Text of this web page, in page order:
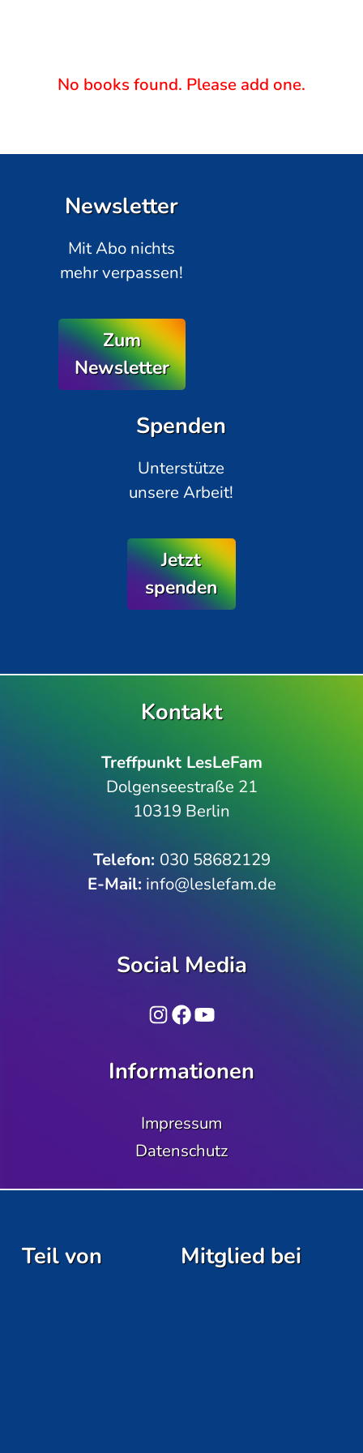
No books found. Please add one.
Newsletter
Mit Abo nichts
mehr verpassen!
Zum
Newsletter
Spenden
Unterstütze
unsere Arbeit!
Jetzt
spenden
Kontakt
Treffpunkt LesLeFam
Dolgenseestraße 21
10319 Berlin
Telefon­: 030 58682129
E-Mail: info@leslefam.de
Social Media
Instagram
Facebook
YouTube
Informationen
Impressum
Datenschutz
Teil von Mitglied bei